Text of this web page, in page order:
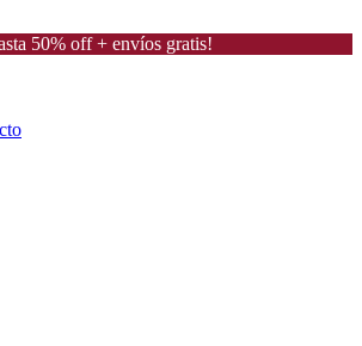
50% off + envíos gratis!